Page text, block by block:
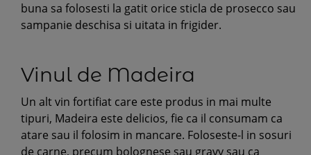
buna sa folosesti la gatit orice sticla de prosecco sau
sampanie deschisa si uitata in frigider.
Vinul de Madeira
Un alt vin fortifiat care este produs in mai multe
tipuri, Madeira este delicios, fie ca il consumam ca
atare sau il folosim in mancare. Foloseste-l in sosuri
de carne, precum bolognese sau gravy sau ca